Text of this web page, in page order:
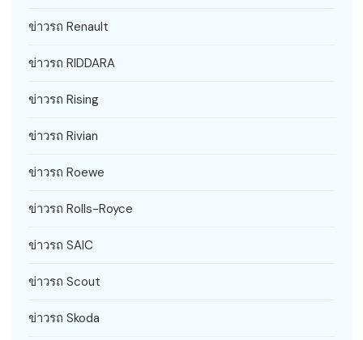
ข่าวรถ Renault
ข่าวรถ RIDDARA
ข่าวรถ Rising
ข่าวรถ Rivian
ข่าวรถ Roewe
ข่าวรถ Rolls-Royce
ข่าวรถ SAIC
ข่าวรถ Scout
ข่าวรถ Skoda